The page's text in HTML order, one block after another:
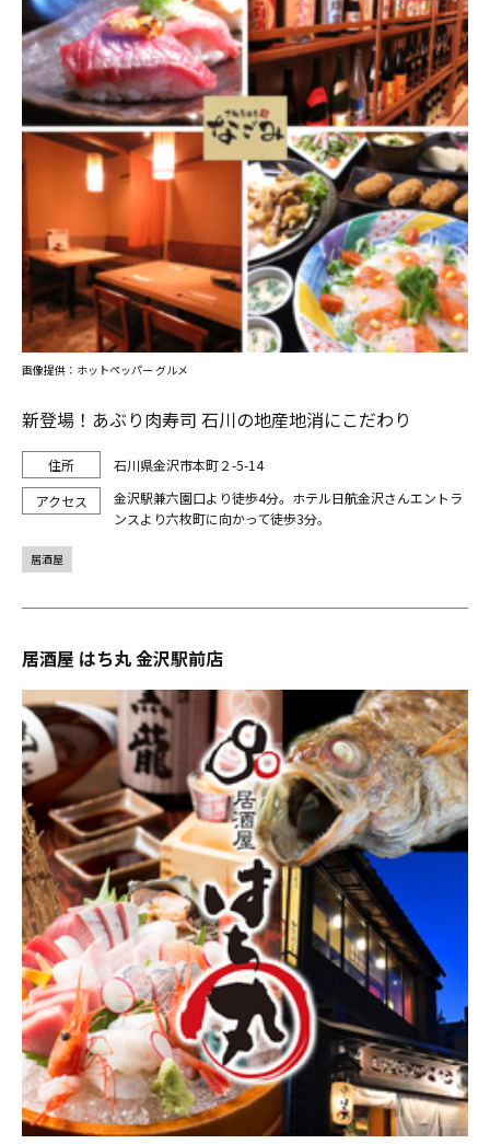
新登場！あぶり肉寿司 石川の地産地消にこだわり
石川県金沢市本町２-5-14
金沢駅兼六園口より徒歩4分。ホテル日航金沢さんエントラ
ンスより六枚町に向かって徒歩3分。
画像提供：ホットペッパー グルメ
居酒屋
居酒屋 はち丸 金沢駅前店